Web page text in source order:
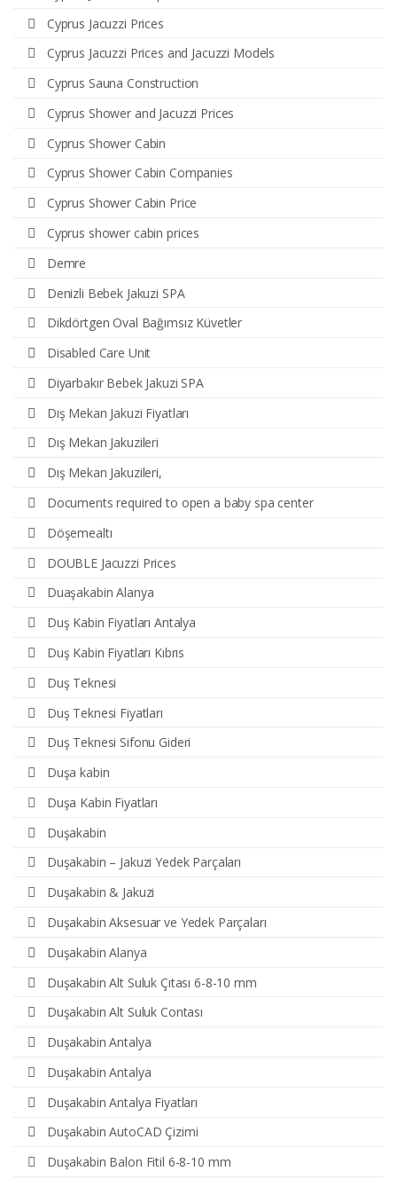
Cyprus Jacuzzi Prices
Cyprus Jacuzzi Prices and Jacuzzi Models
Cyprus Sauna Construction
Cyprus Shower and Jacuzzi Prices
Cyprus Shower Cabin
Cyprus Shower Cabin Companies
Cyprus Shower Cabin Price
Cyprus shower cabin prices
Demre
Denizli Bebek Jakuzi SPA
Dikdörtgen Oval Bağımsız Küvetler
Disabled Care Unit
Diyarbakır Bebek Jakuzi SPA
Dış Mekan Jakuzi Fiyatları
Dış Mekan Jakuzileri
Dış Mekan Jakuzileri,
Documents required to open a baby spa center
Döşemealtı
DOUBLE Jacuzzi Prices
Duaşakabin Alanya
Duş Kabin Fiyatları Antalya
Duş Kabin Fiyatları Kıbrıs
Duş Teknesi
Duş Teknesi Fiyatları
Duş Teknesi Sifonu Gideri
Duşa kabin
Duşa Kabin Fiyatları
Duşakabin
Duşakabin – Jakuzi Yedek Parçaları
Duşakabin & Jakuzi
Duşakabin Aksesuar ve Yedek Parçaları
Duşakabin Alanya
Duşakabin Alt Suluk Çıtası 6-8-10 mm
Duşakabin Alt Suluk Contası
Duşakabin Antalya
Duşakabin Antalya
Duşakabin Antalya Fiyatları
Duşakabin AutoCAD Çizimi
Duşakabin Balon Fitil 6-8-10 mm